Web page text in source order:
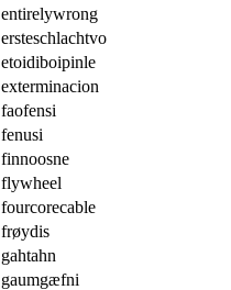
entirelywrong
ersteschlachtvo
etoidiboipinle
exterminacion
faofensi
fenusi
finnoosne
flywheel
fourcorecable
frøydis
gahtahn
gaumgæfni